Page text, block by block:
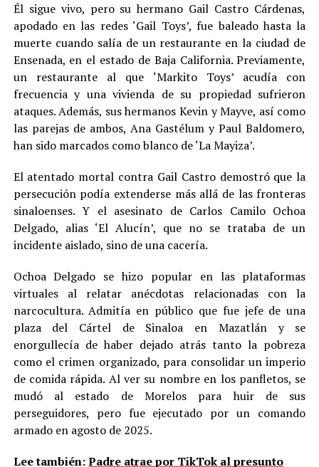
Él sigue vivo, pero su hermano Gail Castro Cárdenas,
apodado en las redes ‘Gail Toys’, fue baleado hasta la
muerte cuando salía de un restaurante en la ciudad de
Ensenada, en el estado de Baja California. Previamente,
un restaurante al que ‘Markito Toys’ acudía con
frecuencia y una vivienda de su propiedad sufrieron
ataques. Además, sus hermanos Kevin y Mayve, así como
las parejas de ambos, Ana Gastélum y Paul Baldomero,
han sido marcados como blanco de ‘La Mayiza’.
El atentado mortal contra Gail Castro demostró que la
persecución podía extenderse más allá de las fronteras
sinaloenses. Y el asesinato de Carlos Camilo Ochoa
Delgado, alias ‘El Alucín’, que no se trataba de un
incidente aislado, sino de una cacería.
Ochoa Delgado se hizo popular en las plataformas
virtuales al relatar anécdotas relacionadas con la
narcocultura. Admitía en público que fue jefe de una
plaza del Cártel de Sinaloa en Mazatlán y se
enorgullecía de haber dejado atrás tanto la pobreza
como el crimen organizado, para consolidar un imperio
de comida rápida. Al ver su nombre en los panfletos, se
mudó al estado de Morelos para huir de sus
perseguidores, pero fue ejecutado por un comando
armado en agosto de 2025.
Lee también:Padre atrae por TikTok al presunto